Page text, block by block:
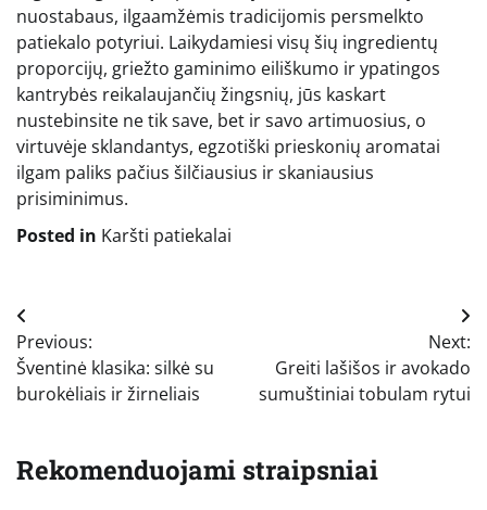
nuostabaus, ilgaamžėmis tradicijomis persmelkto
patiekalo potyriui. Laikydamiesi visų šių ingredientų
proporcijų, griežto gaminimo eiliškumo ir ypatingos
kantrybės reikalaujančių žingsnių, jūs kaskart
nustebinsite ne tik save, bet ir savo artimuosius, o
virtuvėje sklandantys, egzotiški prieskonių aromatai
ilgam paliks pačius šilčiausius ir skaniausius
prisiminimus.
Posted in Karšti patiekalai
Navigacija
tarp
įrašų
Previous:
Šventinė klasika: silkė su
burokėliais ir žirneliais
Next:
Greiti lašišos ir avokado
sumuštiniai tobulam rytui
Rekomenduojami straipsniai